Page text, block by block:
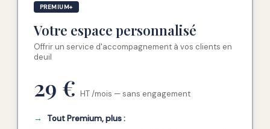
PREMIUM+
Votre espace personnalisé
Offrir un service d'accompagnement à vos clients en
deuil
29 € HT /mois — sans engagement
→
Tout Premium, plus :